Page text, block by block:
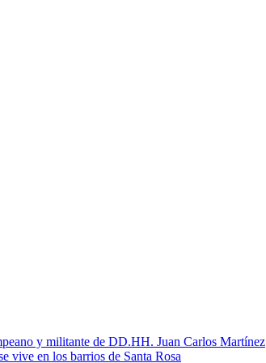
y militante de DD.HH. Juan Carlos Martínez
vive en los barrios de Santa Rosa